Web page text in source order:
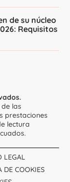
de su núcleo
Requisitos
las
prestaciones
lectura
LEGAL
DE COOKIES